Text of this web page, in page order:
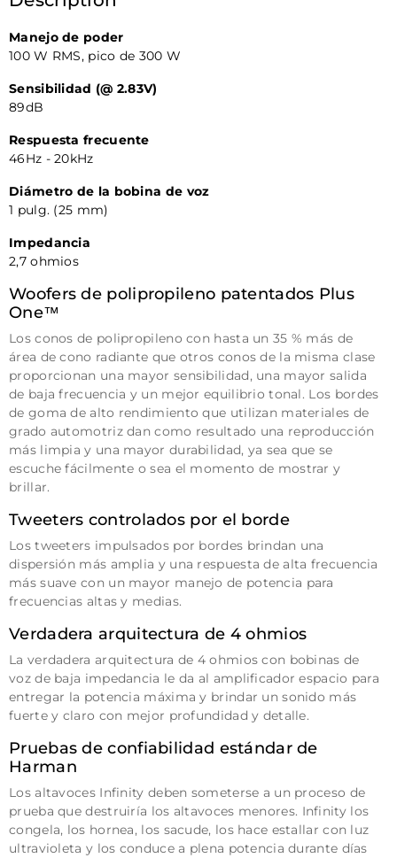
Manejo de poder
100 W RMS, pico de 300 W
Sensibilidad (@ 2.83V)
89dB
Respuesta frecuente
46Hz - 20kHz
Diámetro de la bobina de voz
1 pulg. (25 mm)
Impedancia
2,7 ohmios
Woofers de polipropileno patentados Plus
One™
Los conos de polipropileno con hasta un 35 % más de
área de cono radiante que otros conos de la misma clase
proporcionan una mayor sensibilidad, una mayor salida
de baja frecuencia y un mejor equilibrio tonal. Los bordes
de goma de alto rendimiento que utilizan materiales de
grado automotriz dan como resultado una reproducción
más limpia y una mayor durabilidad, ya sea que se
escuche fácilmente o sea el momento de mostrar y
brillar.
Tweeters controlados por el borde
Los tweeters impulsados ​​por bordes brindan una
dispersión más amplia y una respuesta de alta frecuencia
más suave con un mayor manejo de potencia para
frecuencias altas y medias.
Verdadera arquitectura de 4 ohmios
La verdadera arquitectura de 4 ohmios con bobinas de
voz de baja impedancia le da al amplificador espacio para
entregar la potencia máxima y brindar un sonido más
fuerte y claro con mejor profundidad y detalle.
Pruebas de confiabilidad estándar de
Harman
Los altavoces Infinity deben someterse a un proceso de
prueba que destruiría los altavoces menores. Infinity los
congela, los hornea, los sacude, los hace estallar con luz
ultravioleta y los conduce a plena potencia durante días